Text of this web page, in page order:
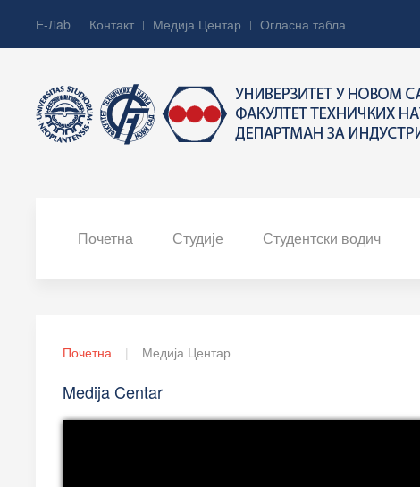
Е-Лab Контакт Медија Центар Огласна табла
Почетна Студије Студентски водич
Почетна Медија Центар
Medija Centar